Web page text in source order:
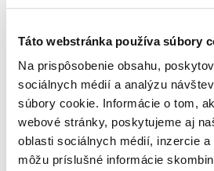
Táto webstránka používa súbory
Na prispôsobenie obsahu,
sociálnych médií a analýzu
súbory cookie. Informácie o tom,
webové stránky, poskytujeme aj
oblasti sociálnych médií, inzercie
môžu príslušné informácie
Politika BOZP, ŽP, kvality a riadenia energií
Program ochrany ľudských práv skupiny
Vyhlásenie k rôznorodosti a inklúzii v
Programy zapájania komunít